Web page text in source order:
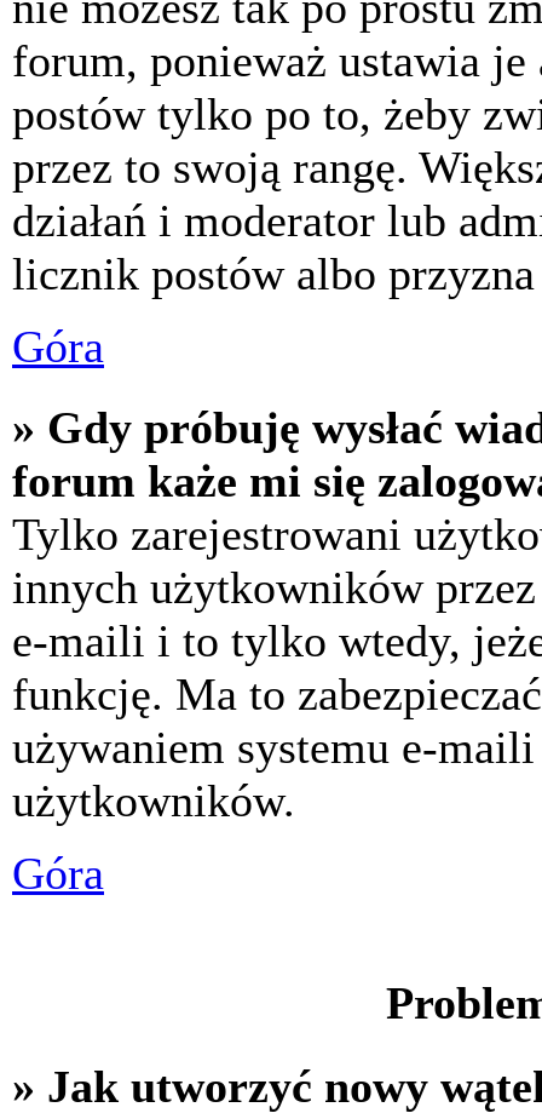
forum, ponieważ ustawia
postów tylko po to, żeby
przez to swoją rangę.
działań i moderator lub
licznik postów albo
Góra
» Gdy próbuję wysłać
forum każe mi się
Tylko zarejestrowani
innych użytkowników
e-maili i to tylko wtedy,
funkcję. Ma to
używaniem systemu e-
użytkowników.
Góra
» Jak utworzyć nowy